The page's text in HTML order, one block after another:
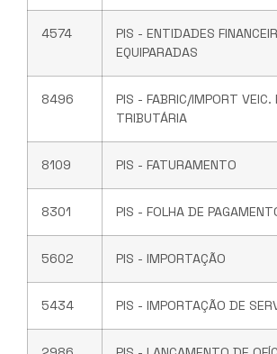
4574
PIS - ENTIDADES
EQUIPARADAS
8496
PIS - FABRIC/IMPORT VEIC.
TRIBUTÁRIA
8109 PIS - FATURAMENTO
8301 PIS - FOLHA DE
5602 PIS - IMPORTAÇÃO
5434 PIS - IMPORTAÇÃO DE